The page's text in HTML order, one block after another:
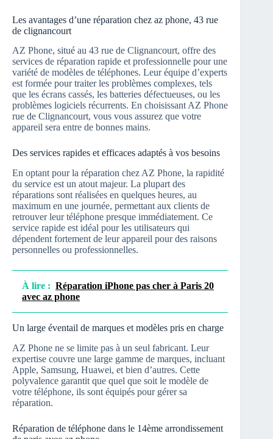
Les avantages d’une réparation chez az phone, 43 rue
de clignancourt
AZ Phone, situé au 43 rue de Clignancourt, offre des
services de réparation rapide et professionnelle pour une
variété de modèles de téléphones. Leur équipe d’experts
est formée pour traiter les problèmes complexes, tels
que les écrans cassés, les batteries défectueuses, ou les
problèmes logiciels récurrents. En choisissant AZ Phone
rue de Clignancourt, vous vous assurez que votre
appareil sera entre de bonnes mains.
Des services rapides et efficaces adaptés à vos besoins
En optant pour la réparation chez AZ Phone, la rapidité
du service est un atout majeur. La plupart des
réparations sont réalisées en quelques heures, au
maximum en une journée, permettant aux clients de
retrouver leur téléphone presque immédiatement. Ce
service rapide est idéal pour les utilisateurs qui
dépendent fortement de leur appareil pour des raisons
personnelles ou professionnelles.
À lire : Réparation iPhone pas cher à Paris 20
avec az phone
Un large éventail de marques et modèles pris en charge
AZ Phone ne se limite pas à un seul fabricant. Leur
expertise couvre une large gamme de marques, incluant
Apple, Samsung, Huawei, et bien d’autres. Cette
polyvalence garantit que quel que soit le modèle de
votre téléphone, ils sont équipés pour gérer sa
réparation.
Réparation de téléphone dans le 14ème arrondissement